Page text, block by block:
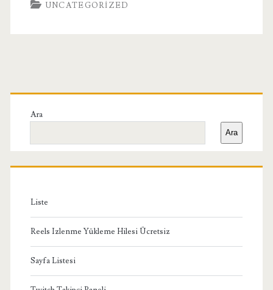
UNCATEGORIZED
Birincil
Yan
Menü
Ara
Ara
Liste
Reels Izlenme Yükleme Hilesi Ücretsiz
Sayfa Listesi